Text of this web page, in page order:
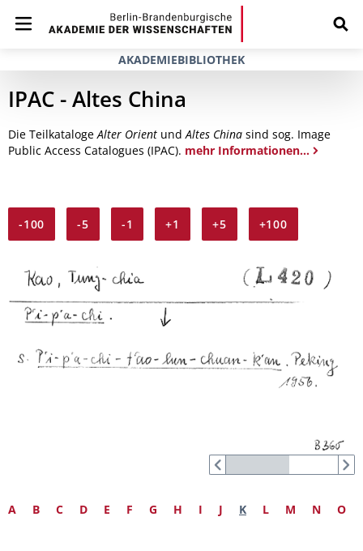
AKADEMIEBIBLIOTHEK
IPAC - Altes China
Die TeilkatalogeAlter Orient undAltes China sind sog. Image
Public Access Catalogues (IPAC). mehr Informationen...
-100 -5 -1 +1 +5 +100
A B C D E F G H I J K L M N O